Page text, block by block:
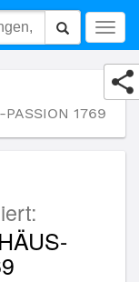
1769
1769